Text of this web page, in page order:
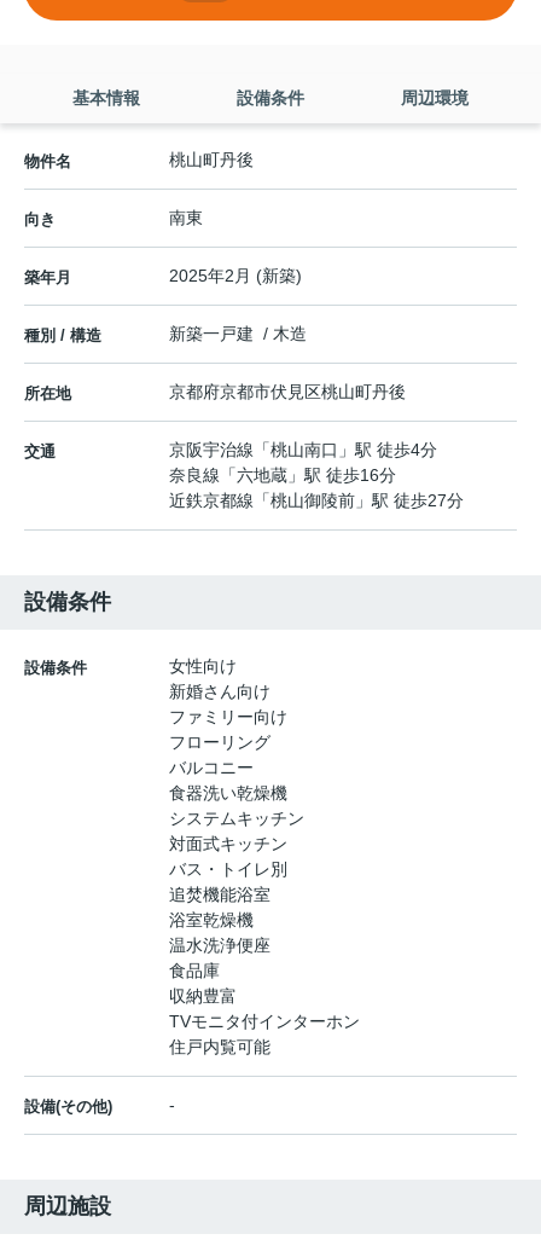
基本情報 設備条件 周辺環境
物件名 桃山町丹後
向き 南東
築年月 2025年2月 (新築)
種別 / 構造 新築一戸建 / 木造
所在地 京都府京都市伏見区桃山町丹後
交通 京阪宇治線 「桃山南口 」駅 徒歩4分
奈良線 「六地蔵 」駅 徒歩16分
近鉄京都線 「桃山御陵前 」駅 徒歩27分
設備条件
設備条件
女性向け
新婚さん向け
ファミリー向け
フローリング
バルコニー
食器洗い乾燥機
システムキッチン
対面式キッチン
バス・トイレ別
追焚機能浴室
浴室乾燥機
温水洗浄便座
食品庫
収納豊富
TVモニタ付インターホン
住戸内覧可能
設備(その他) -
周辺施設